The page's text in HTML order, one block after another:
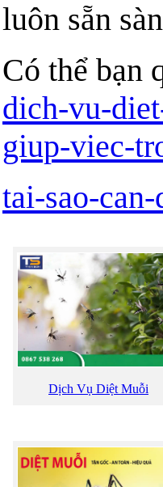
luôn sẵn
Có thể bạn
dich-vu-
giup-viec-
tai-sao-
Dịch Vụ Diệt Muỗi